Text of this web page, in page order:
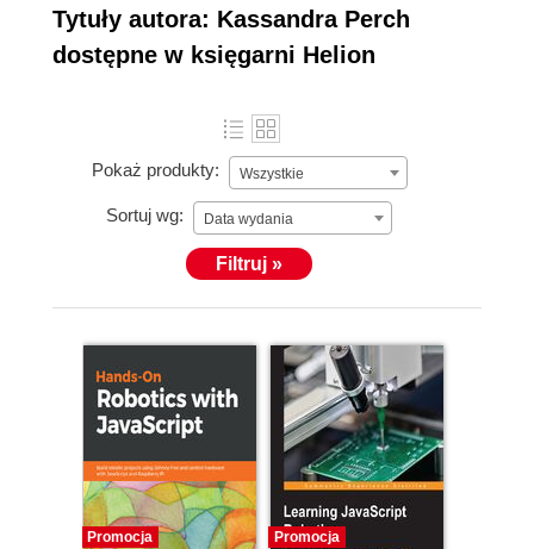
Tytuły autora: Kassandra Perch
dostępne w księgarni Helion
Pokaż produkty: Wszystkie
Sortuj wg: Data wydania
Filtruj »
Promocja Promocja